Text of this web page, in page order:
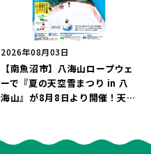
2026年08月03日
【南魚沼市】八海山ロープウェ
ーで『夏の天空雪まつり in 八
海山』が8月8日より開催！天然